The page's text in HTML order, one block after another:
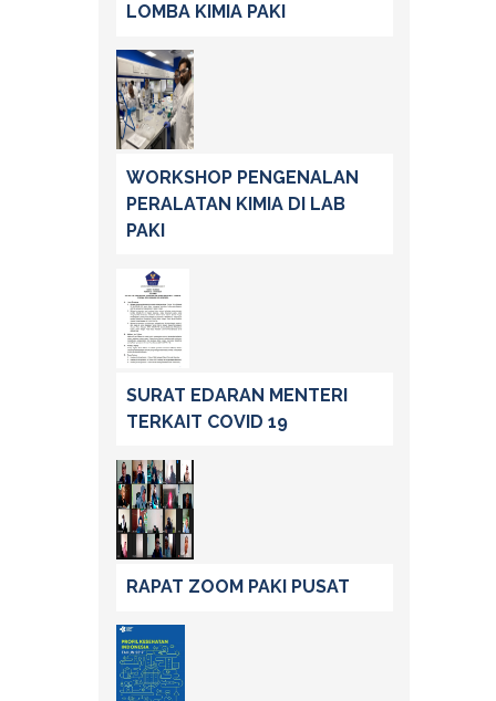
LOMBA KIMIA PAKI
WORKSHOP PENGENALAN
PERALATAN KIMIA DI LAB
PAKI
SURAT EDARAN MENTERI
TERKAIT COVID 19
RAPAT ZOOM PAKI PUSAT